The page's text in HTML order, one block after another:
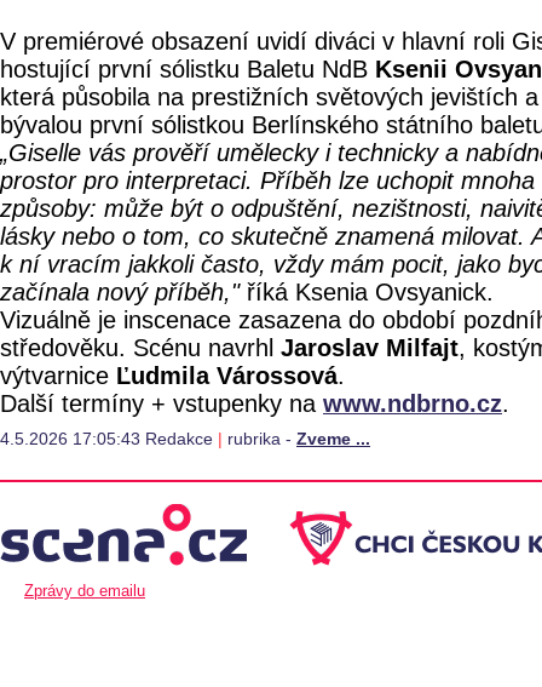
V premiérové obsazení uvidí diváci v hlavní roli
hostující první sólistku Baletu NdB Ksenii
která působila na prestižních světových jevištích
bývalou první sólistkou Berlínského státního
„Giselle vás prověří umělecky i technicky a
prostor pro interpretaci. Příběh lze uchopit mnoha
způsoby: může být o odpuštění, nezištnosti,
lásky nebo o tom, co skutečně znamená milovat.
k ní vracím jakkoli často, vždy mám pocit, jako
začínala nový příběh,"říká Ksenia Ovsyanick.
Vizuálně je inscenace zasazena do období
středověku. Scénu navrhl Jaroslav Milfajt,
výtvarnice Ľudmila Várossová.
Další termíny + vstupenky na www.ndbrno.cz.
4.5.2026 17:05:43 Redakce | rubrika - Zveme ...
Zprávy do emailu